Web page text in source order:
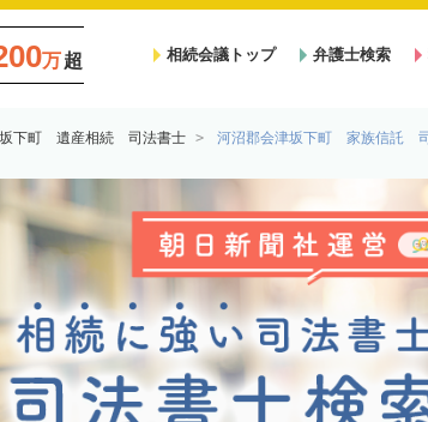
万超 相続会議トップ 弁護士検索
坂下町 遺産相続 司法書士 河沼郡会津坂下町 家族信託